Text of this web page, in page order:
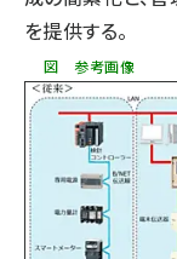
を提供する。
図 参考画像